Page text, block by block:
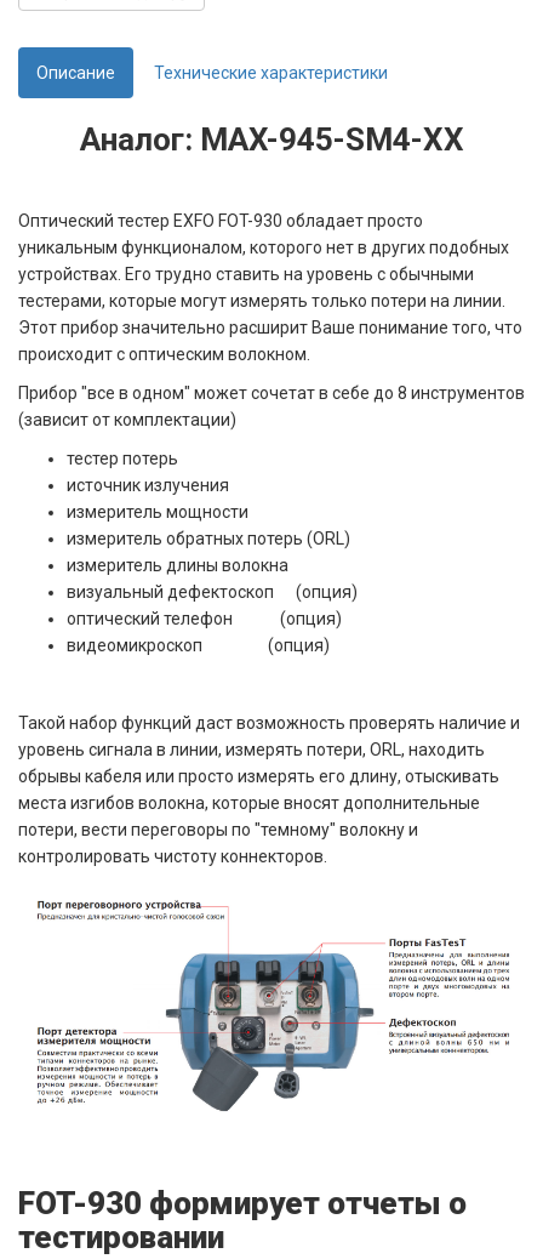
Описание Технические характеристики
Аналог: MAX-945-SM4-XX
Оптический тестер EXFO FOT-930 обладает просто
уникальным функционалом, которого нет в других подобных
устройствах. Его трудно ставить на уровень с обычными
тестерами, которые могут измерять только потери на линии.
Этот прибор значительно расширит Ваше понимание того, что
происходит с оптическим волокном.
Прибор "все в одном" может сочетат в себе до 8 инструментов
(зависит от комплектации)
тестер потерь
источник излучения
измеритель мощности
измеритель обратных потерь (ORL)
измеритель длины волокна
визуальный дефектоскоп (опция)
оптический телефон (опция)
видеомикроскоп (опция)
Такой набор функций даст возможность проверять наличие и
уровень сигнала в линии, измерять потери, ORL, находить
обрывы кабеля или просто измерять его длину, отыскивать
места изгибов волокна, которые вносят дополнительные
потери, вести переговоры по "темному" волокну и
контролировать чистоту коннекторов.
FOT-930 формирует отчеты о
тестировании